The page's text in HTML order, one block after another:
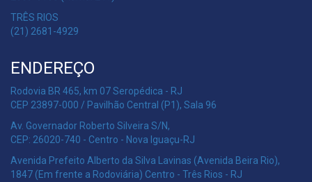
TRÊS RIOS
(21) 2681-4929
ENDEREÇO
Rodovia BR 465, km 07 Seropédica - RJ
CEP 23897-000 / Pavilhão Central (P1), Sala 96
Av. Governador Roberto Silveira S/N,
CEP: 26020-740 - Centro - Nova Iguaçu-RJ
Avenida Prefeito Alberto da Silva Lavinas (Avenida Beira Rio),
1847 (Em frente a Rodoviária) Centro - Três Rios - RJ